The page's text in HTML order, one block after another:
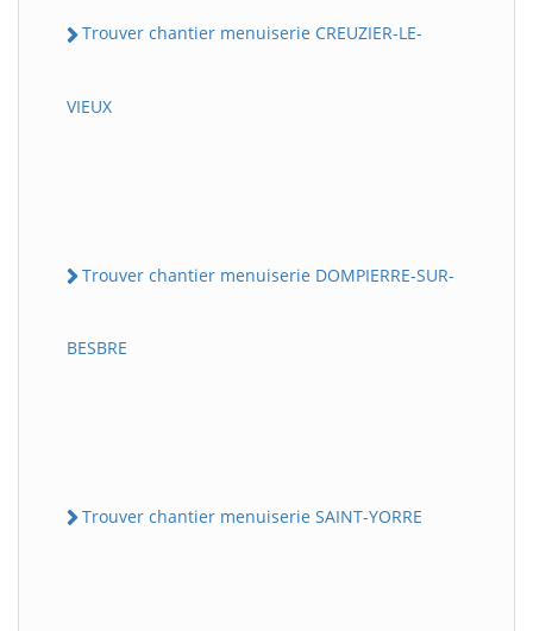
Trouver chantier menuiserie CREUZIER-LE-
VIEUX
Trouver chantier menuiserie DOMPIERRE-SUR-
BESBRE
Trouver chantier menuiserie SAINT-YORRE